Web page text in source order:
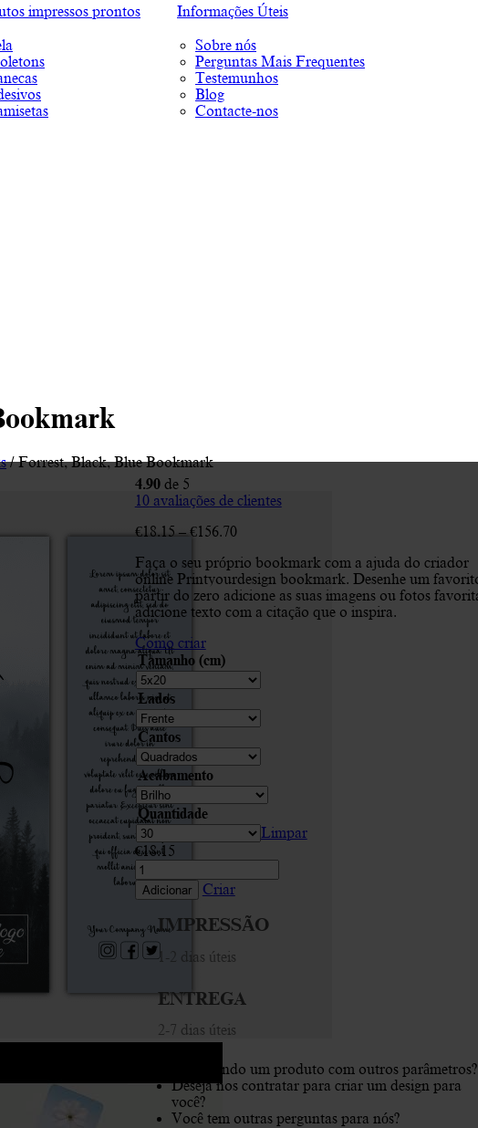
impressos prontos Informações Úteis
Sobre nós
Perguntas Mais Frequentes
Testemunhos
Blog
Contacte-nos
/ Forrest, Black, Blue Bookmark
4.90de 5
10avaliações de clientes
€18.15 – €156.70Price
€18.15
through
€156.70
Faça o seu próprio bookmark com a ajuda do criador
online Printyourdesign bookmark. Desenhe um
partir do zero adicione as suas imagens ou fotos
adicione texto com a citação que o inspira.
Como criar
Tamanho (cm)
Lados
Cantos
Acabamento
Quantidade
Limpar
€18.15
Quantidade
de
Forrest,
Black,
Blue
Bookmark
Adicionar Criar
IMPRESSÃO
1-2 dias úteis
ENTREGA
2-7 dias úteis
Procurando um produto com outros parâmetros?
Deseja nos contratar para criar um design para
você?
Você tem outras perguntas para nós?